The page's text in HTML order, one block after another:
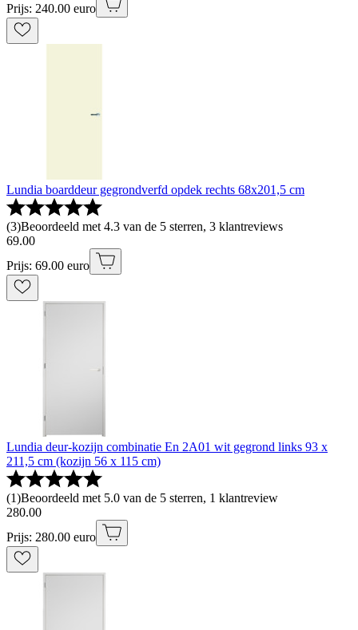
Prijs: 240.00 euro
Lundia boarddeur gegrondverfd opdek rechts 68x201,5 cm
(3)Beoordeeld met 4.3 van de 5 sterren, 3 klantreviews
69.00
Prijs: 69.00 euro
Lundia deur-kozijn combinatie En 2A01 wit gegrond links 93 x
211,5 cm (kozijn 56 x 115 cm)
(1)Beoordeeld met 5.0 van de 5 sterren, 1 klantreview
280.00
Prijs: 280.00 euro